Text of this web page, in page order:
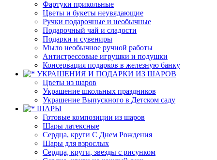
Фартуки прикольные
Цветы и букеты неувядающие
Ручки подарочные и необычные
Подарочный чай и сладости
Подарки и сувениры
Мыло необычное ручной работы
Антистрессовые игрушки и подушки
Консервация подарков в железную банку
УКРАШЕНИЯ И ПОДАРКИ ИЗ ШАРОВ
Цветы из шаров
Украшение школьных праздников
Украшение Выпускного в Детском саду
ШАРЫ
Готовые композиции из шаров
Шары латексные
Сердца, круги С Днем Рождения
Шары для взрослых
Сердца, круги, звезды с рисунком